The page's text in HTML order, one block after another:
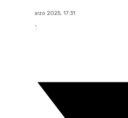
lunes, 10 marzo 2025, 17:31
Compartir: